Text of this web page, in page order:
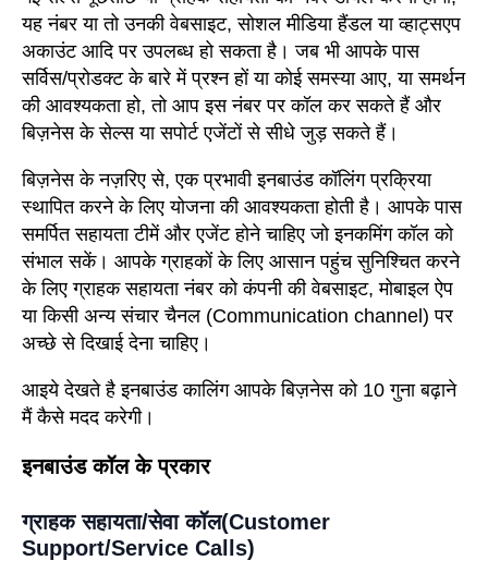
यह नंबर या तो उनकी वेबसाइट, सोशल मीडिया हैंडल या व्हाट्सएप
अकाउंट आदि पर उपलब्ध हो सकता है। जब भी आपके पास
सर्विस/प्रोडक्ट के बारे में प्रश्न हों या कोई समस्या आए, या समर्थन
की आवश्यकता हो, तो आप इस नंबर पर कॉल कर सकते हैं और
बिज़नेस के सेल्स या सपोर्ट एजेंटों से सीधे जुड़ सकते हैं।
बिज़नेस के नज़रिए से, एक प्रभावी इनबाउंड कॉलिंग प्रक्रिया
स्थापित करने के लिए योजना की आवश्यकता होती है। आपके पास
समर्पित सहायता टीमें और एजेंट होने चाहिए जो इनकमिंग कॉल को
संभाल सकें। आपके ग्राहकों के लिए आसान पहुंच सुनिश्चित करने
के लिए ग्राहक सहायता नंबर को कंपनी की वेबसाइट, मोबाइल ऐप
या किसी अन्य संचार चैनल (Communication channel) पर
अच्छे से दिखाई देना चाहिए।
आइये देखते है इनबाउंड कालिंग आपके बिज़नेस को 10 गुना बढ़ाने
मैं कैसे मदद करेगी।
इनबाउंड कॉल के प्रकार
ग्राहक सहायता/सेवा कॉल(Customer
Support/Service Calls)